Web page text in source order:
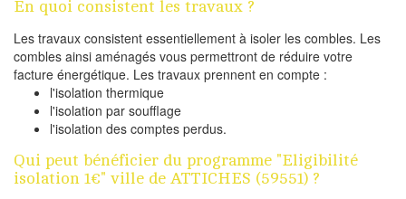
En quoi consistent les travaux ?
Les travaux consistent essentiellement à isoler les combles. Les
combles ainsi aménagés vous permettront de réduire votre
facture énergétique. Les travaux prennent en compte :
l'isolation thermique
l'isolation par soufflage
l'isolation des comptes perdus.
Qui peut bénéficier du programme "Eligibilité
isolation 1€" ville de ATTICHES (59551) ?